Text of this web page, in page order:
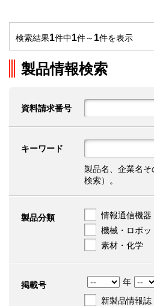
検索結果1件中1件～ 1件を表示
製品情報検索
資料請求番号
キーワード
製品名、企業名
検索）。
製品分類 情報通信機器
機械・ロボッ
素材・化学
掲載号 年
新製品情報誌